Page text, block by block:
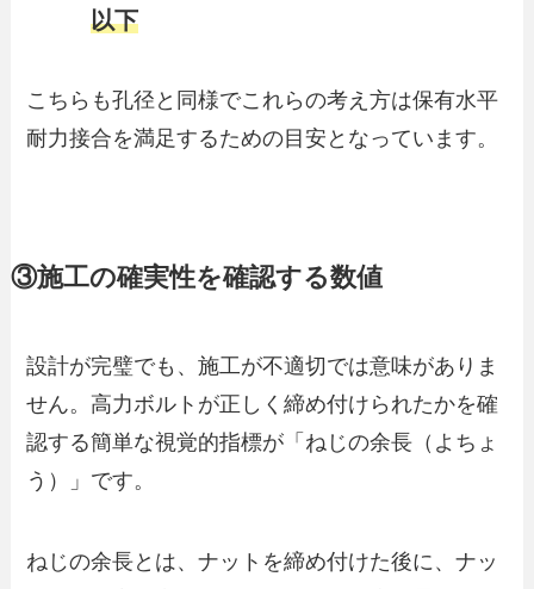
以下
こちらも孔径と同様でこれらの考え方は保有水平
耐力接合を満足するための目安となっています。
③施工の確実性を確認する数値
設計が完璧でも、施工が不適切では意味がありま
せん。高力ボルトが正しく締め付けられたかを確
認する簡単な視覚的指標が「ねじの余長（よちょ
う）」です。
ねじの余長とは、ナットを締め付けた後に、ナッ